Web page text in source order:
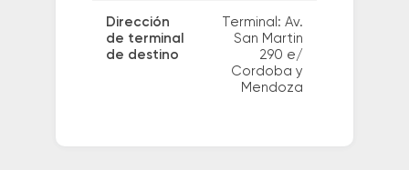
Dirección
de terminal
de destino
Terminal: Av.
San Martin
290 e/
Cordoba y
Mendoza